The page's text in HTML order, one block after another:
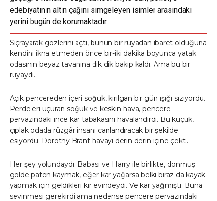
edebiyatının altın çağını simgeleyen isimler arasındaki
yerini bugün de korumaktadır.
Sıçrayarak gözlerini açtı, bunun bir rüyadan ibaret olduğuna
kendini ikna etmeden önce bir-iki dakika boyunca yatak
odasının beyaz tavanına dik dik bakıp kaldı. Ama bu bir
rüyaydı.
Açık pencereden içeri soğuk, kırılgan bir gün ışığı sızıyordu.
Perdeleri uçuran soğuk ve keskin hava, pencere
pervazındaki ince kar tabakasını havalandırdı. Bu küçük,
çıplak odada rüzgâr insanı canlandıracak bir şekilde
esiyordu. Dorothy Brant havayı derin derin içine çekti.
Her şey yolundaydı. Babası ve Harry ile birlikte, donmuş
gölde paten kaymak, eğer kar yağarsa belki biraz da kayak
yapmak için geldikleri kır evindeydi. Ve kar yağmıştı. Buna
sevinmesi gerekirdi ama nedense pencere pervazındaki